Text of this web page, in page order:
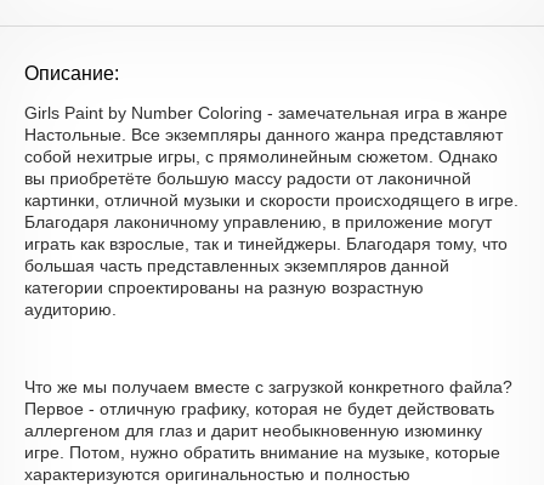
Описание:
Girls Paint by Number Coloring - замечательная игра в жанре
Настольные. Все экземпляры данного жанра представляют
собой нехитрые игры, с прямолинейным сюжетом. Однако
вы приобретёте большую массу радости от лаконичной
картинки, отличной музыки и скорости происходящего в игре.
Благодаря лаконичному управлению, в приложение могут
играть как взрослые, так и тинейджеры. Благодаря тому, что
большая часть представленных экземпляров данной
категории спроектированы на разную возрастную
аудиторию.
Что же мы получаем вместе с загрузкой конкретного файла?
Первое - отличную графику, которая не будет действовать
аллергеном для глаз и дарит необыкновенную изюминку
игре. Потом, нужно обратить внимание на музыке, которые
характеризуются оригинальностью и полностью